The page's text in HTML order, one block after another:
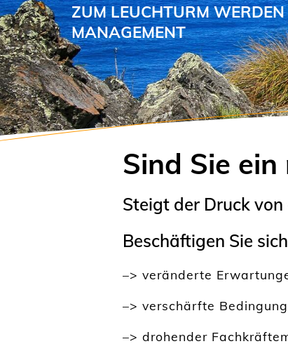
Sind Sie
Steigt der Druck
Beschäftigen Sie
–> veränderte
–> verschärfte
–> drohender